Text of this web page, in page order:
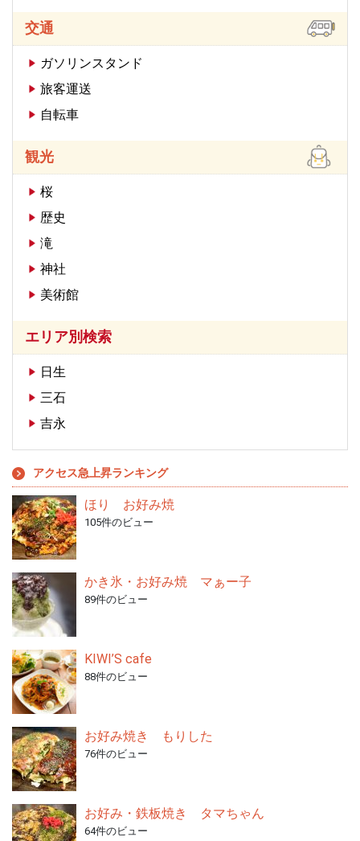
交通
ガソリンスタンド
旅客運送
自転車
観光
桜
歴史
滝
神社
美術館
エリア別検索
日生
三石
吉永
アクセス急上昇ランキング
ほり お好み焼
105件のビュー
かき氷・お好み焼 マぁー子
89件のビュー
KIWI’S cafe
88件のビュー
お好み焼き もりした
76件のビュー
お好み・鉄板焼き タマちゃん
64件のビュー